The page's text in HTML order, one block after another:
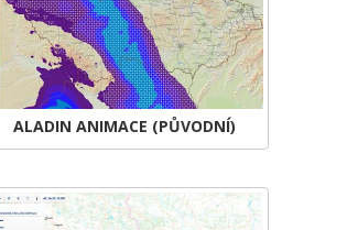
ALADIN ANIMACE (PŮVODNÍ)